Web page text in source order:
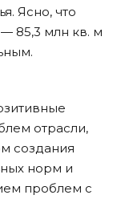
Ясно, что
85,3 млн кв. м
отрасли,
создания
норм и
проблем с